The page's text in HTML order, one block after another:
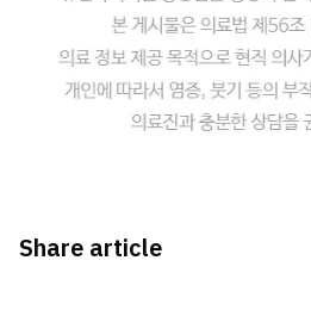
Share article